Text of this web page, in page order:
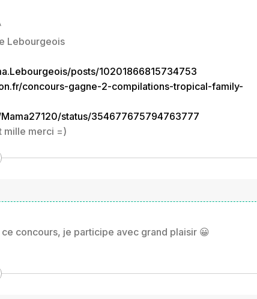
Lebourgeois
posts/10201866815734753
concours-gagne-2-compilations-tropical-family-
status/354677675794763777
mille merci =)
concours, je participe avec grand plaisir 😀